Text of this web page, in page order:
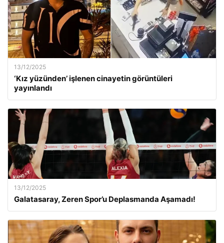
13/12/2025
‘Kız yüzünden’ işlenen cinayetin görüntüleri
yayınlandı
13/12/2025
Galatasaray, Zeren Spor’u Deplasmanda Aşamadı!